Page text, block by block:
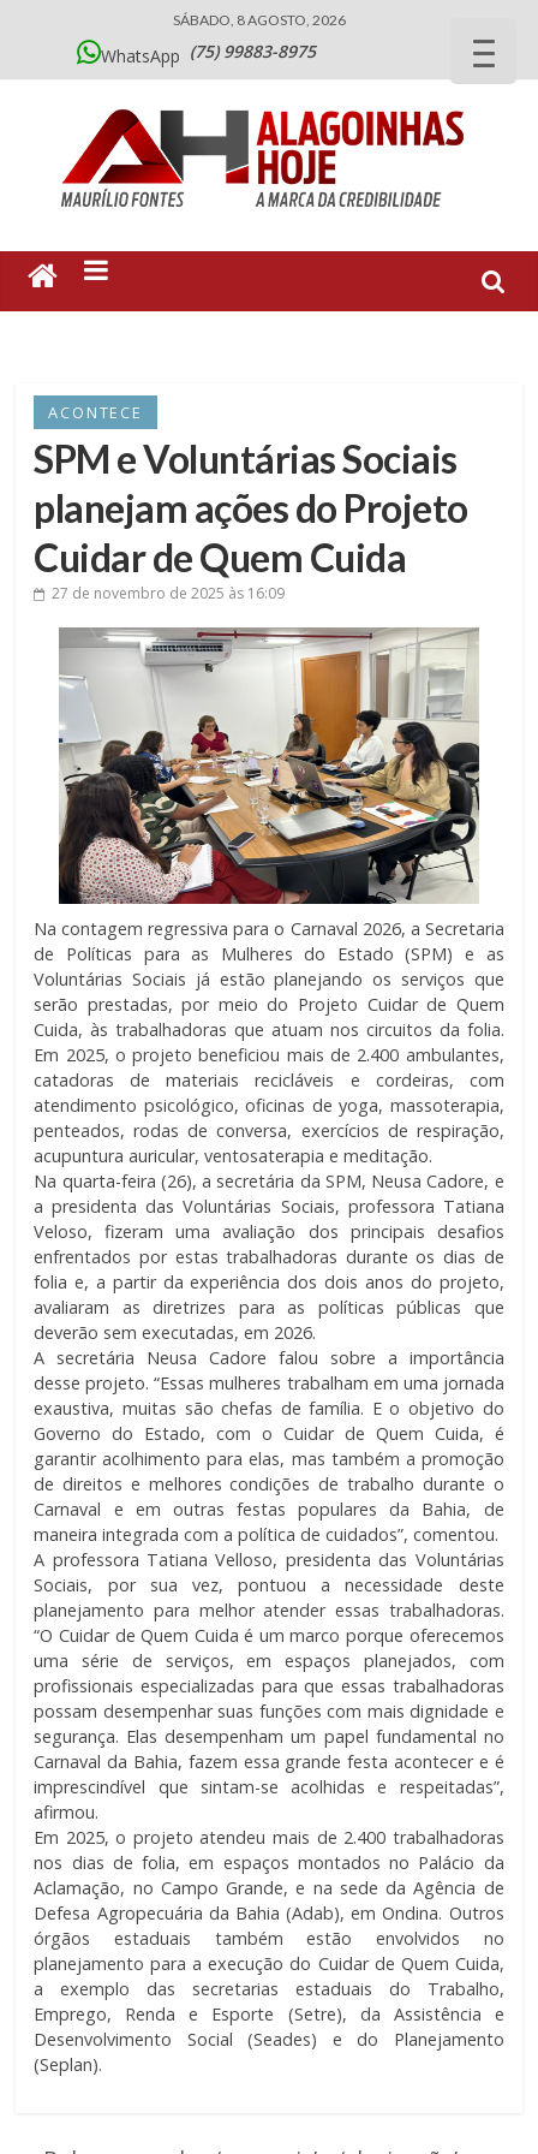
SÁBADO, 8 AGOSTO, 2026
WhatsApp (75) 99883-8975
ACONTECE
SPM e Voluntárias Sociais
planejam ações do Projeto
Cuidar de Quem Cuida
27 de novembro de 2025 às 16:09
Na contagem regressiva para o Carnaval 2026, a Secretaria
de Políticas para as Mulheres do Estado (SPM) e as
Voluntárias Sociais já estão planejando os serviços que
serão prestadas, por meio do Projeto Cuidar de Quem
Cuida, às trabalhadoras que atuam nos circuitos da folia.
Em 2025, o projeto beneficiou mais de 2.400 ambulantes,
catadoras de materiais recicláveis e cordeiras, com
atendimento psicológico, oficinas de yoga, massoterapia,
penteados, rodas de conversa, exercícios de respiração,
acupuntura auricular, ventosaterapia e meditação.
Na quarta-feira (26), a secretária da SPM, Neusa Cadore, e
a presidenta das Voluntárias Sociais, professora Tatiana
Veloso, fizeram uma avaliação dos principais desafios
enfrentados por estas trabalhadoras durante os dias de
folia e, a partir da experiência dos dois anos do projeto,
avaliaram as diretrizes para as políticas públicas que
deverão sem executadas, em 2026.
A secretária Neusa Cadore falou sobre a importância
desse projeto. “Essas mulheres trabalham em uma jornada
exaustiva, muitas são chefas de família. E o objetivo do
Governo do Estado, com o Cuidar de Quem Cuida, é
garantir acolhimento para elas, mas também a promoção
de direitos e melhores condições de trabalho durante o
Carnaval e em outras festas populares da Bahia, de
maneira integrada com a política de cuidados”, comentou.
A professora Tatiana Velloso, presidenta das Voluntárias
Sociais, por sua vez, pontuou a necessidade deste
planejamento para melhor atender essas trabalhadoras.
“O Cuidar de Quem Cuida é um marco porque oferecemos
uma série de serviços, em espaços planejados, com
profissionais especializadas para que essas trabalhadoras
possam desempenhar suas funções com mais dignidade e
segurança. Elas desempenham um papel fundamental no
Carnaval da Bahia, fazem essa grande festa acontecer e é
imprescindível que sintam-se acolhidas e respeitadas”,
afirmou.
Em 2025, o projeto atendeu mais de 2.400 trabalhadoras
nos dias de folia, em espaços montados no Palácio da
Aclamação, no Campo Grande, e na sede da Agência de
Defesa Agropecuária da Bahia (Adab), em Ondina. Outros
órgãos estaduais também estão envolvidos no
planejamento para a execução do Cuidar de Quem Cuida,
a exemplo das secretarias estaduais do Trabalho,
Emprego, Renda e Esporte (Setre), da Assistência e
Desenvolvimento Social (Seades) e do Planejamento
(Seplan).